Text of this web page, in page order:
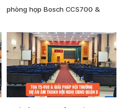
phòng họp Bosch CCS700 &
Việt Tiến (Hưng Yên)